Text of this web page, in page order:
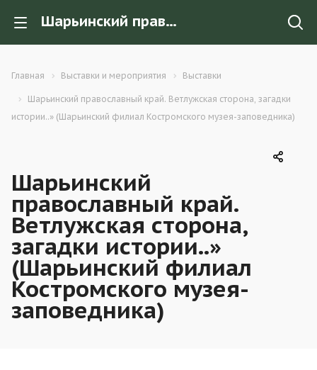
Шарьинский православный край. Ветлужская сторона, загадки истории..» (Шарьинский филиал Костромского музея-заповедника)
Главная Выставки и мероприятия Выставки
Шарьинский православный край. Ветлужская сторона, загадки
истории..» (Шарьинский филиал Костромского музея-заповедника)
Шарьинский
православный край.
Ветлужская сторона,
загадки истории..»
(Шарьинский филиал
Костромского музея-
заповедника)